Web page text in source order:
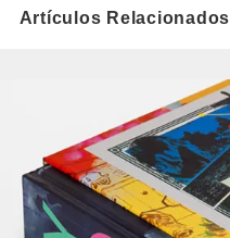
Artículos Relacionados